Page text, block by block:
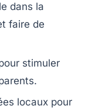
dans la
faire de
stimuler
locaux pour